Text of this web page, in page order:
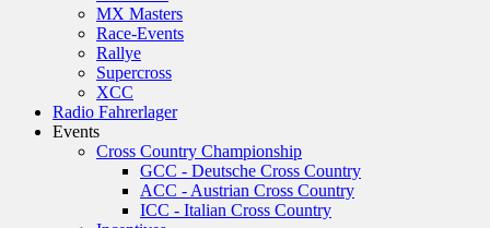
MX Masters
Race-Events
Rallye
Supercross
XCC
Radio Fahrerlager
Events
Cross Country Championship
GCC - Deutsche Cross Country
ACC - Austrian Cross Country
ICC - Italian Cross Country